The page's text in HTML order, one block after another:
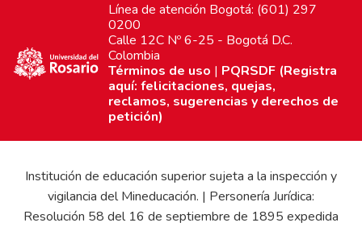
Línea de atención Bogotá: (601) 297
0200
Calle 12C Nº 6-25 - Bogotá D.C.
Colombia
Términos de uso | PQRSDF (Registra
aquí: felicitaciones, quejas,
reclamos, sugerencias y derechos de
petición)
Institución de educación superior sujeta a la inspección y
vigilancia del Mineducación. | Personería Jurídica:
Resolución 58 del 16 de septiembre de 1895 expedida